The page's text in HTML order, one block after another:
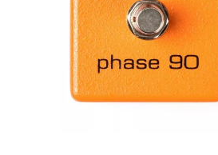
Ovation
Sigma
Sire
Takamine
Yamaha